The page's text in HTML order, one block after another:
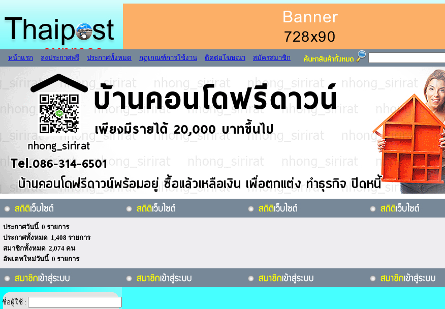
หน้าแรก ลงประกาศฟรี ประกาศทั้งหมด กฏเกณฑ์การใช้งาน ติดต่อโฆษณา สมัครสมาชิก
ประกาศวันนี้ 0 รายการ
ประกาศทั้งหมด 1,408 รายการ
สมาชิกทั้งหมด 2,074 คน
อัพเดทใหม่วันนี้ 0 รายการ
ชื่อผู้ใช้ :